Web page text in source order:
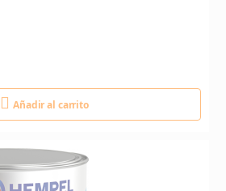
Añadir al carrito